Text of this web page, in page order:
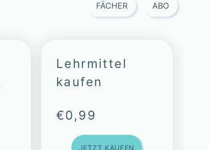
FÄCHER ABO
Lehrmittel
kaufen
€0,99
JETZT KAUFEN